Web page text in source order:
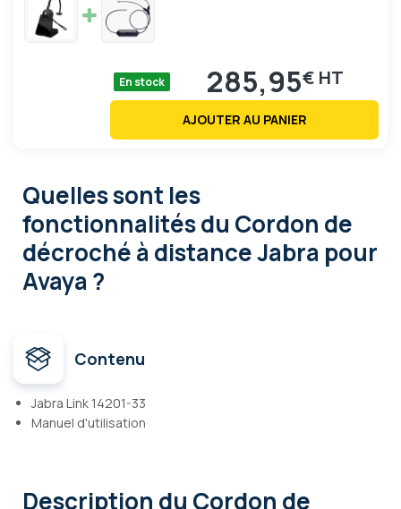
En stock 285,95€
AJOUTER AU PANIER
Quelles sont les
fonctionnalitésdu Cordon de
décroché à distance Jabra pour
Avaya ?
Contenu
Jabra Link 14201-33
Manuel d'utilisation
Description du Cordon de